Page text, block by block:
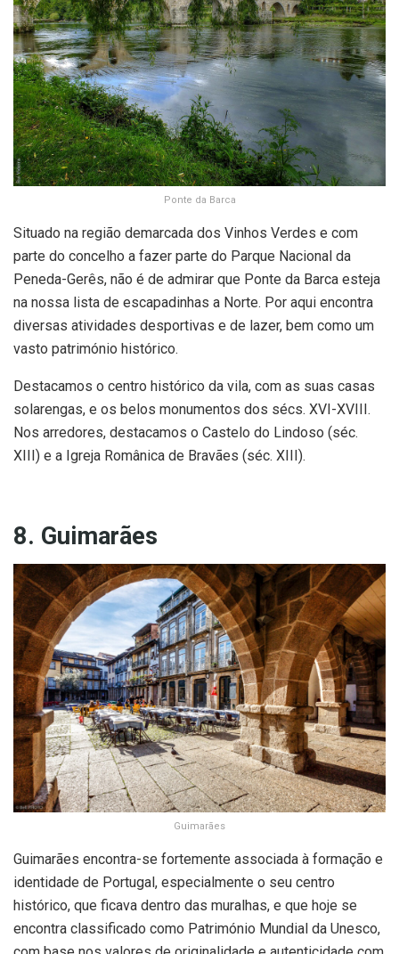
Ponte da Barca
Situado na região demarcada dos Vinhos Verdes e com
parte do concelho a fazer parte do Parque Nacional da
Peneda-Gerês, não é de admirar que Ponte da Barca esteja
na nossa lista de escapadinhas a Norte. Por aqui encontra
diversas atividades desportivas e de lazer, bem como um
vasto património histórico.
Destacamos o centro histórico da vila, com as suas casas
solarengas, e os belos monumentos dos sécs. XVI-XVIII.
Nos arredores, destacamos o Castelo do Lindoso (séc.
XIII) e a Igreja Românica de Bravães (séc. XIII).
8. Guimarães
Guimarães
Guimarães encontra-se fortemente associada à formação e
identidade de Portugal, especialmente o seu centro
histórico, que ficava dentro das muralhas, e que hoje se
encontra classificado como Património Mundial da Unesco,